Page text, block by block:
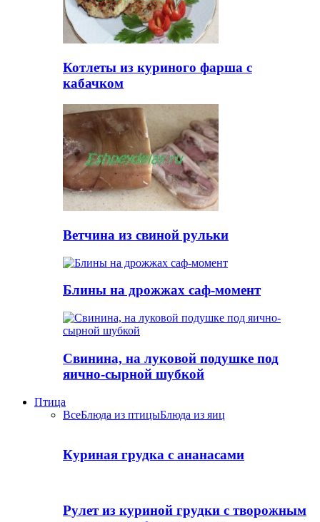
Котлеты из куриного фарша с
кабачком
Ветчина из свиной рульки
Блины на дрожжах саф-момент
Свинина, на луковой подушке под
яично-сырной шубкой
Птица
ВсеБлюда из птицыБлюда из яиц
Куриная грудка с ананасами
Рулет из куриной грудки с творожным